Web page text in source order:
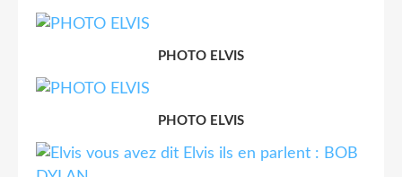
PHOTO ELVIS
PHOTO ELVIS